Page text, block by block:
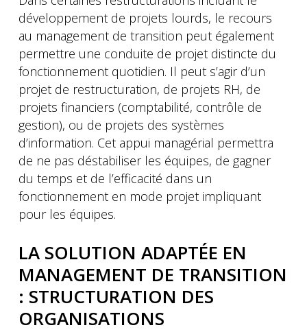
développement de projets lourds, le recours
au management de transition peut également
permettre une conduite de projet distincte du
fonctionnement quotidien. Il peut s’agir d’un
projet de restructuration, de projets RH, de
projets financiers (comptabilité, contrôle de
gestion), ou de projets des systèmes
d’information. Cet appui managérial permettra
de ne pas déstabiliser les équipes, de gagner
du temps et de l’efficacité dans un
fonctionnement en mode projet impliquant
pour les équipes.
LA SOLUTION ADAPTÉE EN
MANAGEMENT DE TRANSITION
: STRUCTURATION DES
ORGANISATIONS